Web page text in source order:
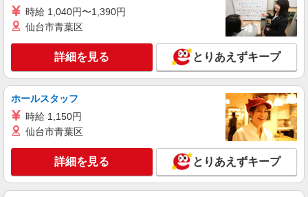
時給 1,040円〜1,390円
仙台市青葉区
詳細を見る とりあえずキープ
ホールスタッフ
時給 1,150円
仙台市青葉区
詳細を見る とりあえずキープ